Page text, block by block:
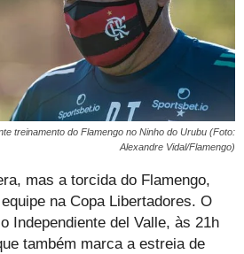
treinamento do Flamengo no Ninho do Urubu (Foto:
Alexandre Vidal/Flamengo)
mas a torcida do Flamengo,
na Copa Libertadores. O
Independiente del Valle, às 21h
também marca a estreia de